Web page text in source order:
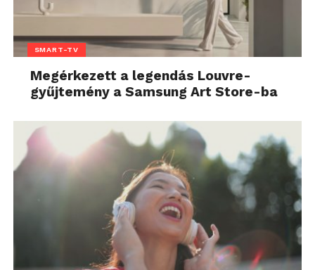
SMART-TV
Megérkezett a legendás Louvre-
gyűjtemény a Samsung Art Store-ba